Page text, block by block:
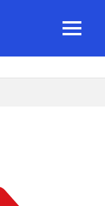
MENU